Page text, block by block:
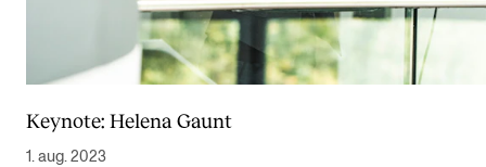
Keynote: Helena Gaunt
1. aug. 2023